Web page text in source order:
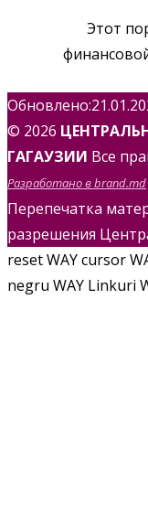
Этот
© 2026
ГАГАУЗИИ Все
Разработано в brand.md
Перепечатка
разрешения
reset WAYcursor
negru WAY Linkuri